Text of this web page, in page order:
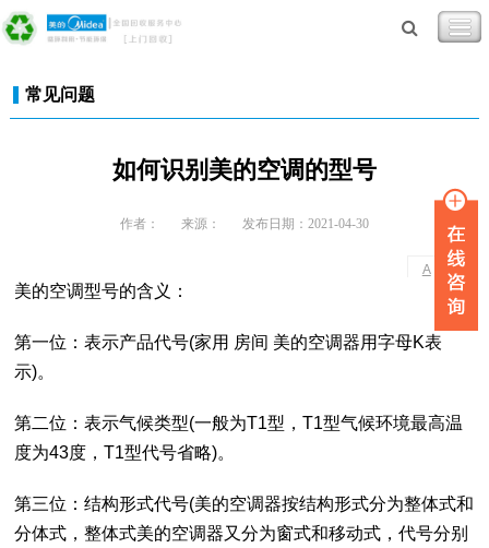
常见问题
如何识别美的空调的型号
作者： 来源： 发布日期：2021-04-30
A A +
美的空调型号的含义：
第一位：表示产品代号(家用 房间 美的空调器用字母K表
示)。
第二位：表示气候类型(一般为T1型，T1型气候环境最高温
度为43度，T1型代号省略)。
第三位：结构形式代号(美的空调器按结构形式分为整体式和
分体式，整体式美的空调器又分为窗式和移动式，代号分别